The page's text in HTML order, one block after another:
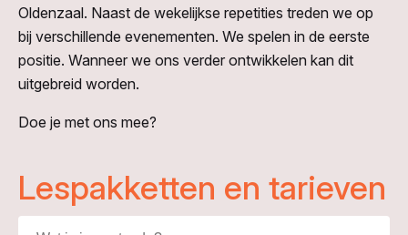
Oldenzaal. Naast de wekelijkse repetities treden we op
bij verschillende evenementen. We spelen in de eerste
positie. Wanneer we ons verder ontwikkelen kan dit
uitgebreid worden.
Doe je met ons mee?
Lespakketten en tarieven